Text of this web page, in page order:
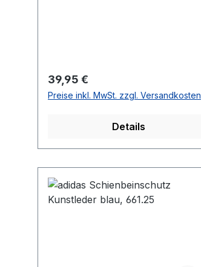
Regulärer Preis:
39,95 €
Preise inkl. MwSt. zzgl. Versandkosten
Details